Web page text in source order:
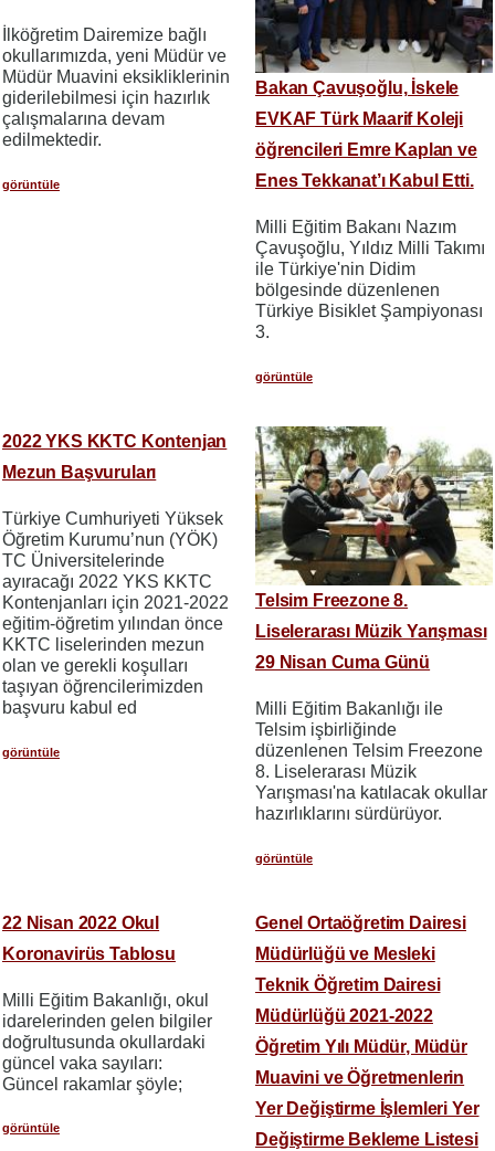
İlköğretim Dairemize bağlı
okullarımızda, yeni Müdür ve
Müdür Muavini eksikliklerinin
giderilebilmesi için hazırlık
çalışmalarına devam
edilmektedir.
görüntüle
Bakan Çavuşoğlu, İskele
EVKAF Türk Maarif Koleji
öğrencileri Emre Kaplan ve
Enes Tekkanat’ı Kabul Etti.
Milli Eğitim Bakanı Nazım
Çavuşoğlu, Yıldız Milli Takımı
ile Türkiye'nin Didim
bölgesinde düzenlenen
Türkiye Bisiklet Şampiyonası
3.
görüntüle
2022 YKS KKTC Kontenjan
Mezun Başvuruları
Türkiye Cumhuriyeti Yüksek
Öğretim Kurumu’nun (YÖK)
TC Üniversitelerinde
ayıracağı 2022 YKS KKTC
Kontenjanları için 2021-2022
eğitim-öğretim yılından önce
KKTC liselerinden mezun
olan ve gerekli koşulları
taşıyan öğrencilerimizden
başvuru kabul ed
görüntüle
Telsim Freezone 8.
Liselerarası Müzik Yarışması
29 Nisan Cuma Günü
Milli Eğitim Bakanlığı ile
Telsim işbirliğinde
düzenlenen Telsim Freezone
8. Liselerarası Müzik
Yarışması'na katılacak okullar
hazırlıklarını sürdürüyor.
görüntüle
22 Nisan 2022 Okul
Koronavirüs Tablosu
Milli Eğitim Bakanlığı, okul
idarelerinden gelen bilgiler
doğrultusunda okullardaki
güncel vaka sayıları:
Güncel rakamlar şöyle;
görüntüle
Genel Ortaöğretim Dairesi
Müdürlüğü ve Mesleki
Teknik Öğretim Dairesi
Müdürlüğü 2021-2022
Öğretim Yılı Müdür, Müdür
Muavini ve Öğretmenlerin
Yer Değiştirme İşlemleri Yer
Değiştirme Bekleme Listesi